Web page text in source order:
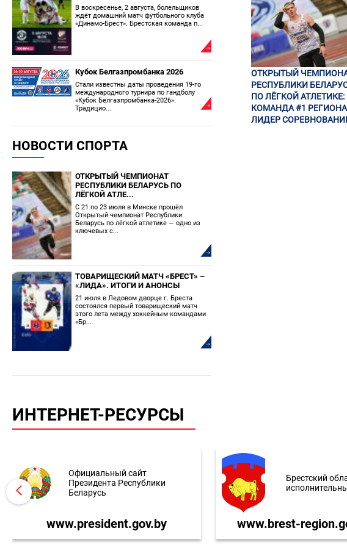
В воскресенье, 2 августа, болельщиков
ждёт домашний матч футбольного клуба
«Динамо-Брест». Брестская команда п...
Кубок Белгазпромбанка 2026
Стали известны даты проведения 19-го
международного турнира по гандболу
«Кубок Белгазпромбанка-2026».
Традицио...
НОВОСТИ СПОРТА
ОТКРЫТЫЙ ЧЕМПИОНАТ
РЕСПУБЛИКИ БЕЛАРУСЬ ПО
ЛЁГКОЙ АТЛЕ...
С 21 по 23 июля в Минске прошёл
Открытый чемпионат Республики
Беларусь по лёгкой атлетике — одно из
ключевых с...
ТОВАРИЩЕСКИЙ МАТЧ «БРЕСТ» –
«ЛИДА». ИТОГИ И АНОНСЫ
21 июля в Ледовом дворце г. Бреста
состоялся первый товарищеский матч
этого лета между хоккейным командами
«Бр...
ОТКРЫТЫЙ
РЕСПУБЛИКИ
ПО ЛЁГКОЙ АТЛЕТИКЕ:
КОМАНДА #1
ЛИДЕР
ИНТЕРНЕТ-РЕСУРСЫ
Официальный сайт
Президента Республики
Беларусь
www.president.gov.by
Брестский
www.brest-